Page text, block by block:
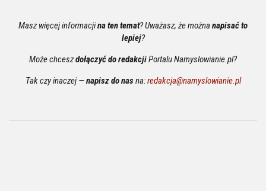
Masz więcej informacjina ten temat? Uważasz, że możnanapisać to
lepiej?
Może chceszdołączyć do redakcjiPortalu Namyslowianie.pl?
Tak czy inaczej —napisz do nasna:redakcja@namyslowianie.pl